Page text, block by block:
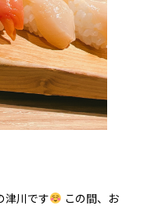
津川です
この間、お